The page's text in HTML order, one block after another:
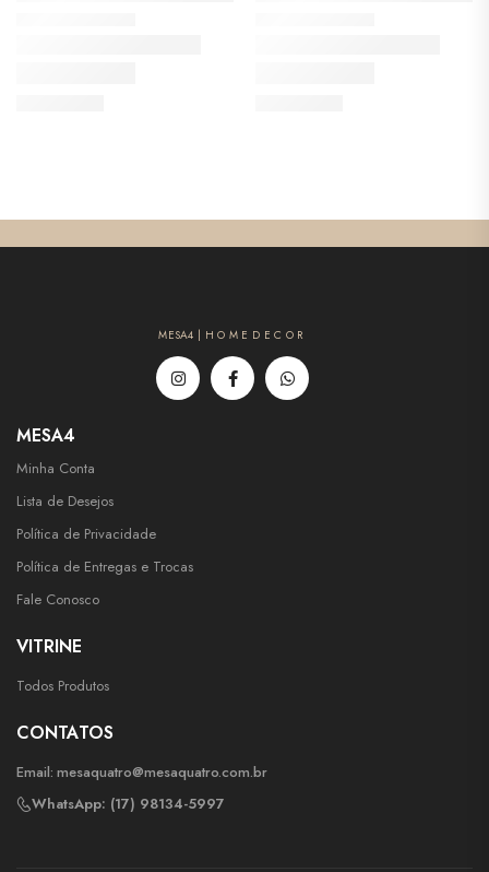
MESA4 | H O M E D E C O R
MESA4
Minha Conta
Lista de Desejos
Política de Privacidade
Política de Entregas e Trocas
Fale Conosco
VITRINE
Todos Produtos
CONTATOS
Email: mesaquatro@mesaquatro.com.br
WhatsApp: (17) 98134-5997